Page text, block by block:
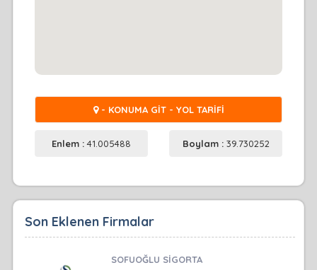
- KONUMA GİT - YOL TARİFİ
Enlem :41.005488 Boylam : 39.730252
Son Eklenen Firmalar
SOFUOĞLU SİGORTA